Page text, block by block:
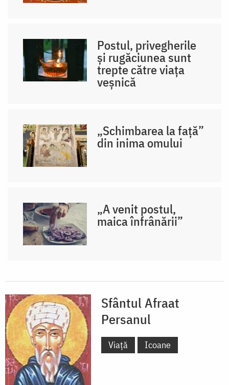
Postul, privegherile
și rugăciunea sunt
trepte către viața
veșnică
„Schimbarea la față”
din inima omului
„A venit postul,
maica înfrânării”
Sfântul Afraat
Persanul
Viață Icoane